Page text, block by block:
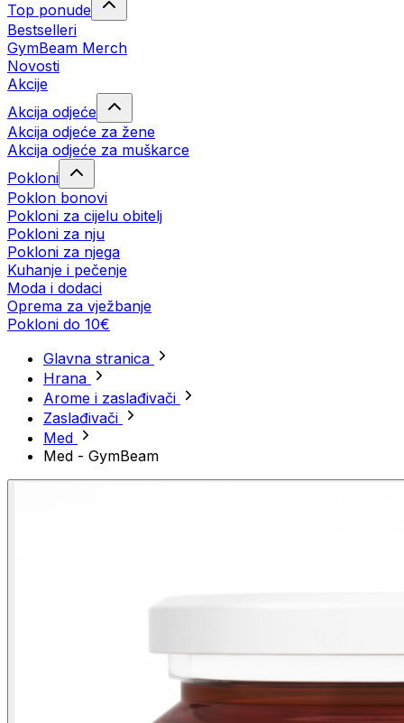
Top ponude
Bestselleri
GymBeam Merch
Novosti
Akcije
Akcija odjeće
Akcija odjeće za žene
Akcija odjeće za muškarce
Pokloni
Poklon bonovi
Pokloni za cijelu obitelj
Pokloni za nju
Pokloni za njega
Kuhanje i pečenje
Moda i dodaci
Oprema za vježbanje
Pokloni do 10€
Glavna stranica
Hrana
Arome i zaslađivači
Zaslađivači
Med
Med - GymBeam